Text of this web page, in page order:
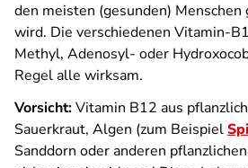
den meisten (gesunden)
wird. Die verschiedenen Vitamin-
Methyl, Adenosyl- oder
Regel alle wirksam.
Vorsicht:Vitamin B12 aus
Sauerkraut, Algen (zum Beispiel
Sanddorn oder anderen